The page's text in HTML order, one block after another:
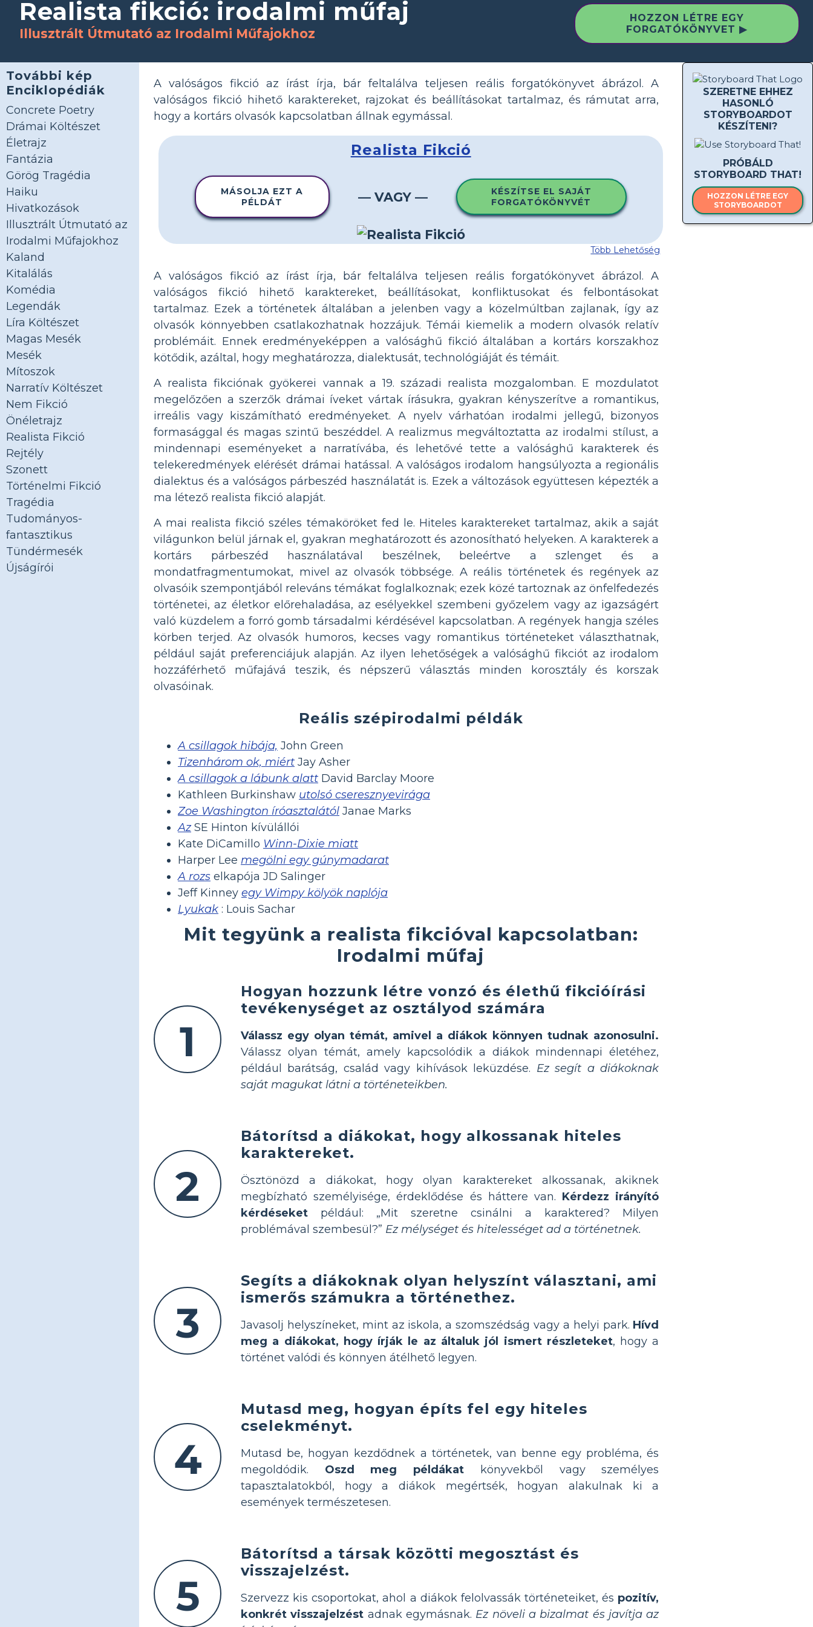
Realista fikció: irodalmi műfaj
Illusztrált Útmutató az Irodalmi Műfajokhoz
HOZZON LÉTRE EGY
FORGATÓKÖNYVET ▶
További kép
Enciklopédiák
Concrete Poetry
Drámai Költészet
Életrajz
Fantázia
Görög Tragédia
Haiku
Hivatkozások
Illusztrált Útmutató az
Irodalmi Műfajokhoz
Kaland
Kitalálás
Komédia
Legendák
Líra Költészet
Magas Mesék
Mesék
Mítoszok
Narratív Költészet
Nem Fikció
Önéletrajz
Realista Fikció
Rejtély
Szonett
Történelmi Fikció
Tragédia
Tudományos-
fantasztikus
Tündérmesék
Újságírói
SZERETNE EHHEZ
HASONLÓ
STORYBOARDOT
KÉSZÍTENI?
PRÓBÁLD
STORYBOARD THAT!
HOZZON LÉTRE EGY
STORYBOARDOT
A valóságos fikció az írást írja, bár feltalálva teljesen reális forgatókönyvet ábrázol. A
valóságos fikció hihető karaktereket, rajzokat és beállításokat tartalmaz, és rámutat arra,
hogy a kortárs olvasók kapcsolatban állnak egymással.
Realista Fikció
MÁSOLJA EZT A
PÉLDÁT
— VAGY —
KÉSZÍTSE EL SAJÁT
FORGATÓKÖNYVÉT
Több Lehetőség
A valóságos fikció az írást írja, bár feltalálva teljesen reális forgatókönyvet ábrázol. A
valóságos fikció hihető karaktereket, beállításokat, konfliktusokat és felbontásokat
tartalmaz. Ezek a történetek általában a jelenben vagy a közelmúltban zajlanak, így az
olvasók könnyebben csatlakozhatnak hozzájuk. Témái kiemelik a modern olvasók relatív
problémáit. Ennek eredményeképpen a valósághű fikció általában a kortárs korszakhoz
kötődik, azáltal, hogy meghatározza, dialektusát, technológiáját és témáit.
A realista fikciónak gyökerei vannak a 19. századi realista mozgalomban. E mozdulatot
megelőzően a szerzők drámai íveket vártak írásukra, gyakran kényszerítve a romantikus,
irreális vagy kiszámítható eredményeket. A nyelv várhatóan irodalmi jellegű, bizonyos
formasággal és magas szintű beszéddel. A realizmus megváltoztatta az irodalmi stílust, a
mindennapi eseményeket a narratívába, és lehetővé tette a valósághű karakterek és
telekeredmények elérését drámai hatással. A valóságos irodalom hangsúlyozta a regionális
dialektus és a valóságos párbeszéd használatát is. Ezek a változások együttesen képezték a
ma létező realista fikció alapját.
A mai realista fikció széles témaköröket fed le. Hiteles karaktereket tartalmaz, akik a saját
világunkon belül járnak el, gyakran meghatározott és azonosítható helyeken. A karakterek a
kortárs párbeszéd használatával beszélnek, beleértve a szlenget és a
mondatfragmentumokat, mivel az olvasók többsége. A reális történetek és regények az
olvasóik szempontjából releváns témákat foglalkoznak; ezek közé tartoznak az önfelfedezés
történetei, az életkor előrehaladása, az esélyekkel szembeni győzelem vagy az igazságért
való küzdelem a forró gomb társadalmi kérdésével kapcsolatban. A regények hangja széles
körben terjed. Az olvasók humoros, kecses vagy romantikus történeteket választhatnak,
például saját preferenciájuk alapján. Az ilyen lehetőségek a valósághű fikciót az irodalom
hozzáférhető műfajává teszik, és népszerű választás minden korosztály és korszak
olvasóinak.
Reális szépirodalmi példák
A csillagok hibája, John Green
Tizenhárom ok, miért Jay Asher
A csillagok a lábunk alatt David Barclay Moore
Kathleen Burkinshaw utolsó cseresznyevirága
Zoe Washington íróasztalától Janae Marks
AzSE Hinton kívülállói
Kate DiCamillo Winn-Dixie miatt
Harper Lee megölni egy gúnymadarat
A rozs elkapója JD Salinger
Jeff Kinney egy Wimpy kölyök naplója
Lyukak : Louis Sachar
Mit tegyünk a realista fikcióval kapcsolatban:
Irodalmi műfaj
1
Hogyan hozzunk létre vonzó és élethű fikcióírási
tevékenységet az osztályod számára
Válassz egy olyan témát, amivel a diákok könnyen tudnak azonosulni.
Válassz olyan témát, amely kapcsolódik a diákok mindennapi életéhez,
például barátság, család vagy kihívások leküzdése. Ez segít a diákoknak
saját magukat látni a történeteikben.
2
Bátorítsd a diákokat, hogy alkossanak hiteles
karaktereket.
Ösztönözd a diákokat, hogy olyan karaktereket alkossanak, akiknek
megbízható személyisége, érdeklődése és háttere van. Kérdezz irányító
kérdéseket például: „Mit szeretne csinálni a karaktered? Milyen
problémával szembesül?” Ez mélységet és hitelességet ad a történetnek.
3
Segíts a diákoknak olyan helyszínt választani, ami
ismerős számukra a történethez.
Javasolj helyszíneket, mint az iskola, a szomszédság vagy a helyi park. Hívd
meg a diákokat, hogy írják le az általuk jól ismert részleteket, hogy a
történet valódi és könnyen átélhető legyen.
4
Mutasd meg, hogyan építs fel egy hiteles
cselekményt.
Mutasd be, hogyan kezdődnek a történetek, van benne egy probléma, és
megoldódik. Oszd meg példákat könyvekből vagy személyes
tapasztalatokból, hogy a diákok megértsék, hogyan alakulnak ki a
események természetesen.
5
Bátorítsd a társak közötti megosztást és
visszajelzést.
Szervezz kis csoportokat, ahol a diákok felolvassák történeteiket, és pozitív,
konkrét visszajelzést adnak egymásnak. Ez növeli a bizalmat és javítja az